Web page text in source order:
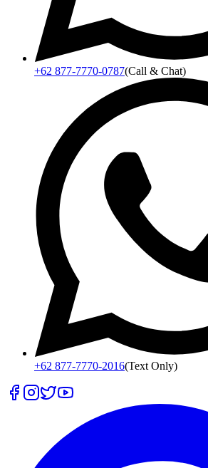
+62 877-7770-0787(Call & Chat)
+62 877-7770-2016(Text Only)